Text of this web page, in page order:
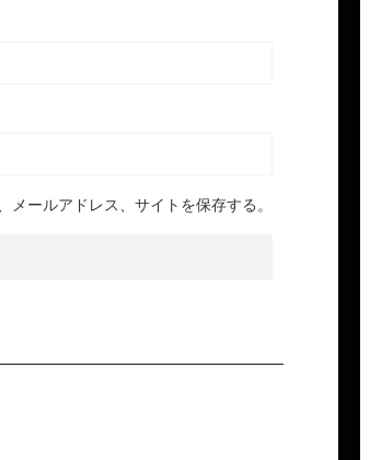
ールアドレス、サイトを保存する。